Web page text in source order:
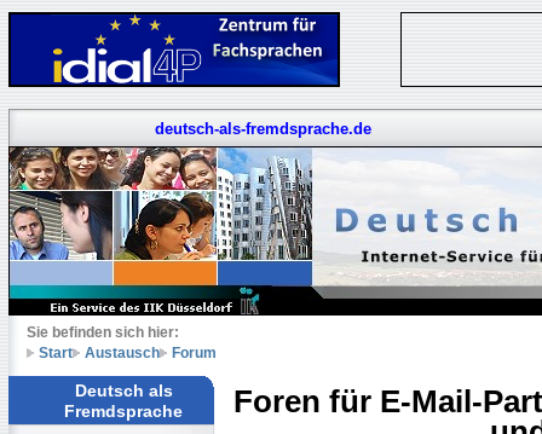
deutsch-als-fremdsprache.de
Sie befinden sich hier:
Start
Austausch Forum
Deutsch als
Fremdsprache
Foren für E-Mail-